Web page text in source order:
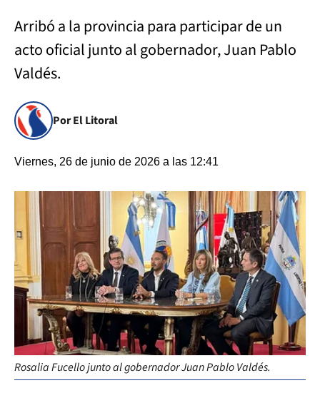
Arribó a la provincia para participar de un
acto oficial junto al gobernador, Juan Pablo
Valdés.
Por El Litoral
Viernes, 26 de junio de 2026 a las 12:41
Rosalia Fucello junto al gobernador Juan Pablo Valdés.